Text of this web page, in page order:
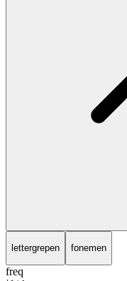
lettergrepen fonemen
freq